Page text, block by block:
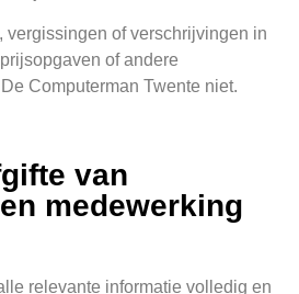
vergissingen of verschrijvingen in
of andere
Computerman Twente niet.
van
medewerking
relevante informatie volledig en